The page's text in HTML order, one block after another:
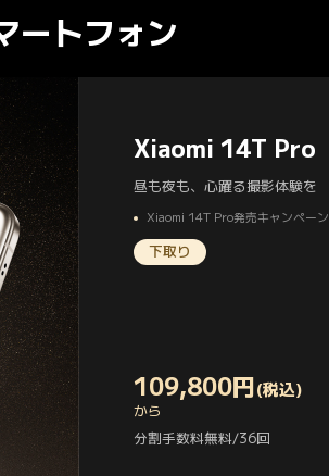
ートフォン
Xiaomi 14T Pro
昼も夜も、心躍る撮影体験を
Xiaomi 14T Pro発売キャンペーン
下取り
109,800円 (税込)
Current Price 円109800
から
分割手数料無料/36回